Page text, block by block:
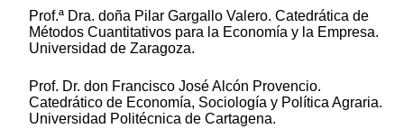
Prof.ª Dra. doña Pilar Gargallo Valero. Catedrática de
Métodos Cuantitativos para la Economía y la Empresa.
Universidad de Zaragoza.
Prof. Dr. don Francisco José Alcón Provencio.
Catedrático de Economía, Sociología y Política Agraria.
Universidad Politécnica de Cartagena.